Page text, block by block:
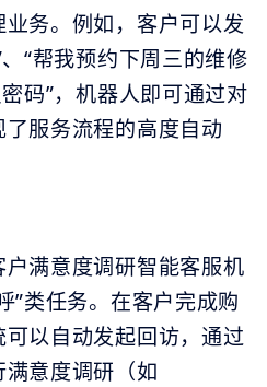
务。例如，客户可以发
“帮我预约下周三的维修
码”，机器人即可通过对
服务流程的高度自动
满意度调研智能客服机
”类任务。在客户完成购
以自动发起回访，通过
意度调研（如